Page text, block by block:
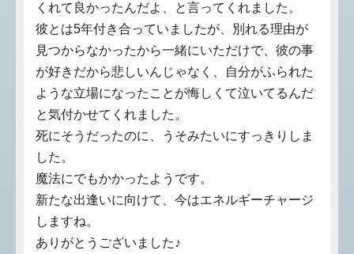
くれて良かったんだよ、と言ってくれました。
彼とは5年付き合っていましたが、別れる理由が
見つからなかったから一緒にいただけで、彼の事
が好きだから悲しいんじゃなく、自分がふられた
ような立場になったことが悔しくて泣いてるんだ
と気付かせてくれました。
死にそうだったのに、うそみたいにすっきりしま
した。
魔法にでもかかったようです。
新たな出逢いに向けて、今はエネルギーチャージ
しますね。
ありがとうございました♪